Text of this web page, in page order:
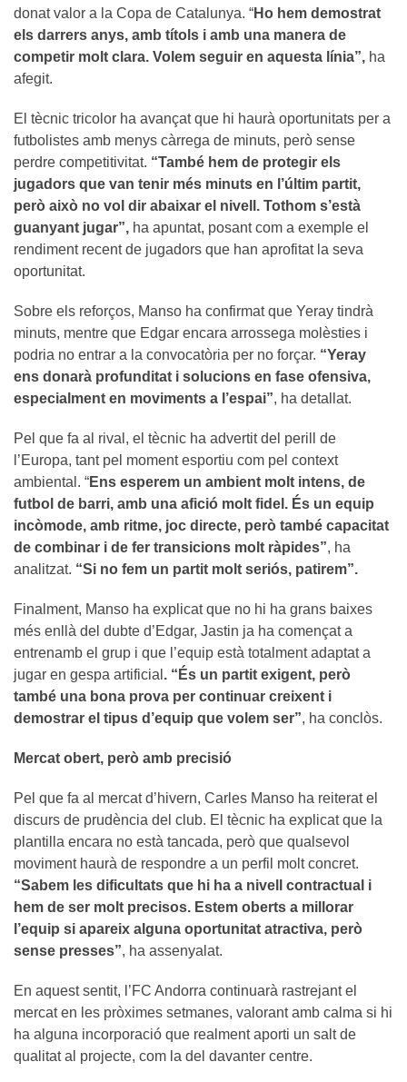
donat valor a la Copa de Catalunya. “Ho hem demostrat
els darrers anys, amb títols i amb una manera de
competir molt clara. Volem seguir en aquesta línia”, ha
afegit.
El tècnic tricolor ha avançat que hi haurà oportunitats per a
futbolistes amb menys càrrega de minuts, però sense
perdre competitivitat. “També hem de protegir els
jugadors que van tenir més minuts en l’últim partit,
però això no vol dir abaixar el nivell. Tothom s’està
guanyant jugar”, ha apuntat, posant com a exemple el
rendiment recent de jugadors que han aprofitat la seva
oportunitat.
Sobre els reforços, Manso ha confirmat que Yeray tindrà
minuts, mentre que Edgar encara arrossega molèsties i
podria no entrar a la convocatòria per no forçar. “Yeray
ens donarà profunditat i solucions en fase ofensiva,
especialment en moviments a l’espai”, ha detallat.
Pel que fa al rival, el tècnic ha advertit del perill de
l’Europa, tant pel moment esportiu com pel context
ambiental. “Ens esperem un ambient molt intens, de
futbol de barri, amb una afició molt fidel. És un equip
incòmode, amb ritme, joc directe, però també capacitat
de combinar i de fer transicions molt ràpides”, ha
analitzat. “Si no fem un partit molt seriós, patirem”.
Finalment, Manso ha explicat que no hi ha grans baixes
més enllà del dubte d’Edgar, Jastin ja ha començat a
entrenamb el grup i que l’equip està totalment adaptat a
jugar en gespa artificial . “És un partit exigent, però
també una bona prova per continuar creixent i
demostrar el tipus d’equip que volem ser”, ha conclòs.
Mercat obert, però amb precisió
Pel que fa al mercat d’hivern, Carles Manso ha reiterat el
discurs de prudència del club. El tècnic ha explicat que la
plantilla encara no està tancada, però que qualsevol
moviment haurà de respondre a un perfil molt concret.
“Sabem les dificultats que hi ha a nivell contractual i
hem de ser molt precisos. Estem oberts a millorar
l’equip si apareix alguna oportunitat atractiva, però
sense presses”, ha assenyalat.
En aquest sentit, l’FC Andorra continuarà rastrejant el
mercat en les pròximes setmanes, valorant amb calma si hi
ha alguna incorporació que realment aporti un salt de
qualitat al projecte, com la del davanter centre.